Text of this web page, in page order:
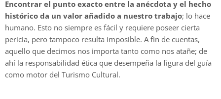
Encontrar el punto exacto entre la anécdota y el hecho
histórico da un valor añadido a nuestro trabajo; lo hace
humano. Esto no siempre es fácil y requiere poseer cierta
pericia, pero tampoco resulta imposible. A fin de cuentas,
aquello que decimos nos importa tanto como nos atañe; de
ahí la responsabilidad ética que desempeña la figura del guía
como motor del Turismo Cultural.